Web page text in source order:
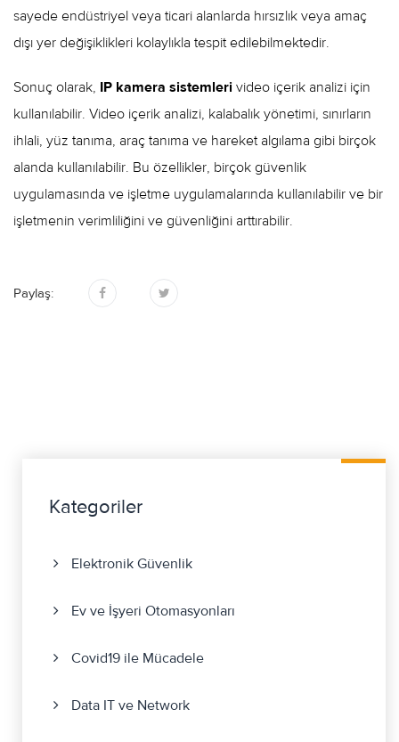
sayede endüstriyel veya ticari alanlarda hırsızlık veya amaç
dışı yer değişiklikleri kolaylıkla tespit edilebilmektedir.
Sonuç olarak, IP kamera sistemleri video içerik analizi için
kullanılabilir. Video içerik analizi, kalabalık yönetimi, sınırların
ihlali, yüz tanıma, araç tanıma ve hareket algılama gibi birçok
alanda kullanılabilir. Bu özellikler, birçok güvenlik
uygulamasında ve işletme uygulamalarında kullanılabilir ve bir
işletmenin verimliliğini ve güvenliğini arttırabilir.
Paylaş:
Kategoriler
Elektronik Güvenlik
Ev ve İşyeri Otomasyonları
Covid19 ile Mücadele
Data IT ve Network